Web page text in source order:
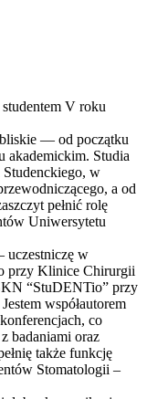
V roku
— od początku
akademickim. Studia
Studenckiego, w
a od
pełnić rolę
Uniwersytetu
w
przy Klinice Chirurgii
“StuDENTio” przy
współautorem
co
badaniami oraz
także funkcję
Stomatologii –